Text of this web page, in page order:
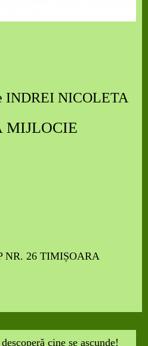
INDREI NICOLETA
MIJLOCIE
NR. 26 TIMIȘOARA
cine se ascunde!